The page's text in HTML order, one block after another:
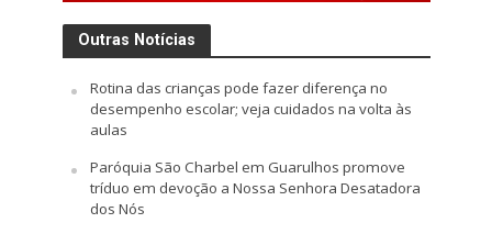
Outras Notícias
Rotina das crianças pode fazer diferença no
desempenho escolar; veja cuidados na volta às
aulas
Paróquia São Charbel em Guarulhos promove
tríduo em devoção a Nossa Senhora Desatadora
dos Nós